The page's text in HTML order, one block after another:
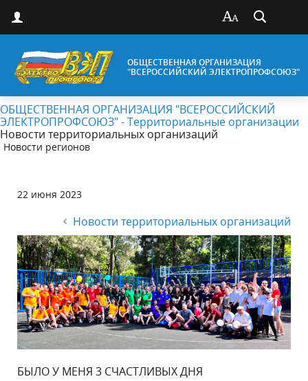
ОБЩЕСТВЕННАЯ ОРГАНИЗАЦИЯ
"ВСЕРОССИЙСКИЙ ЭЛЕКТРОПРОФСОЮЗ"
ОБЩЕСТВЕННАЯ ОРГАНИЗАЦИЯ "ВСЕРОССИЙСКИЙ
ЭЛЕКТРОПРОФСОЮЗ" - Территориальные организации
Новости территориальных организаций
Новости регионов
22 июня 2023
Новости территориальных организаций
БЫЛО У МЕНЯ 3 СЧАСТЛИВЫХ ДНЯ